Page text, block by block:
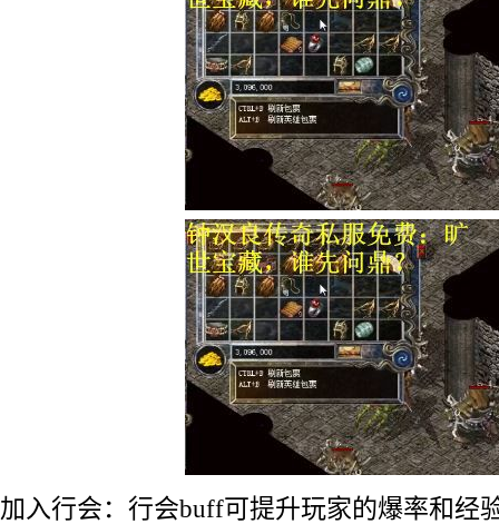
加入行会：行会buff可提升玩家的爆率和经